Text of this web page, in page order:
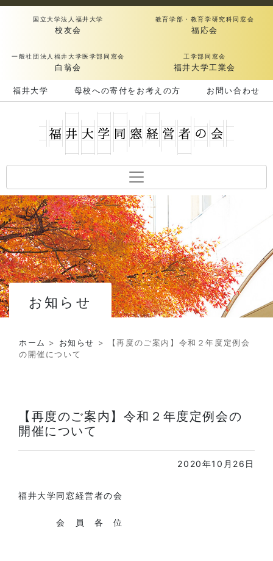
国立大学法人福井大学
校友会
教育学部・教育学研究科同窓会
福応会
一般社団法人福井大学医学部同窓会
白翁会
工学部同窓会
福井大学工業会
福井大学 母校への寄付をお考えの方 お問い合わせ
お知らせ
ホーム > お知らせ >
【再度のご案内】令和２年度定例会
の開催について
【再度のご案内】令和２年度定例会の
開催について
2020年10月26日
福井大学同窓経営者の会
会 員 各 位